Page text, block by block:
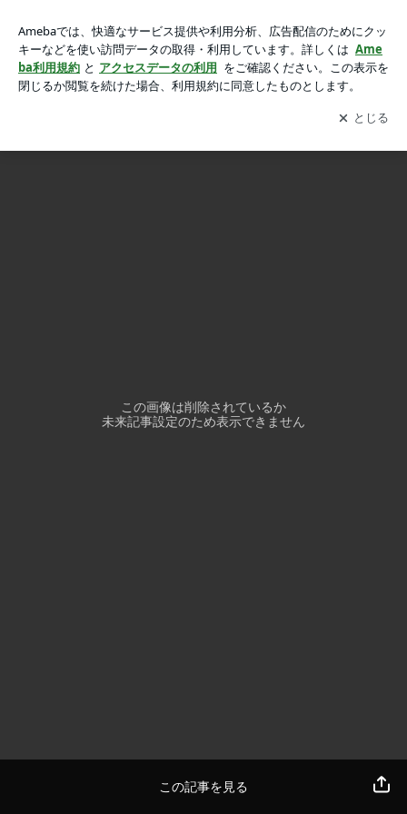
枚中3枚目
この画像は削除されているか
未来記事設定のため表示できません
整形手術後のホームケアについて：(韓国整形ブログ)
この記事を見る